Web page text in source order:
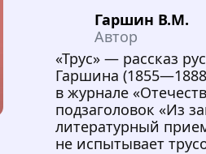
Гаршин В.М.
Автор
«Трус» — рассказ
Гаршина
в журнале
подзаголовок «Из
литературный
не испытывает